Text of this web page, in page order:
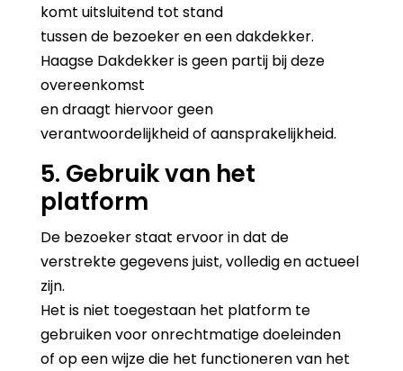
komt uitsluitend tot stand
tussen de bezoeker en een dakdekker.
Haagse Dakdekker is geen partij bij deze
overeenkomst
en draagt hiervoor geen
verantwoordelijkheid of aansprakelijkheid.
5. Gebruik van het
platform
De bezoeker staat ervoor in dat de
verstrekte gegevens juist, volledig en actueel
zijn.
Het is niet toegestaan het platform te
gebruiken voor onrechtmatige doeleinden
of op een wijze die het functioneren van het